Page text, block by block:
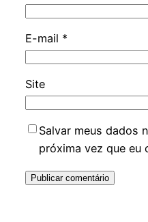
E-mail *
Site
Salvar meus dados
próxima vez que eu